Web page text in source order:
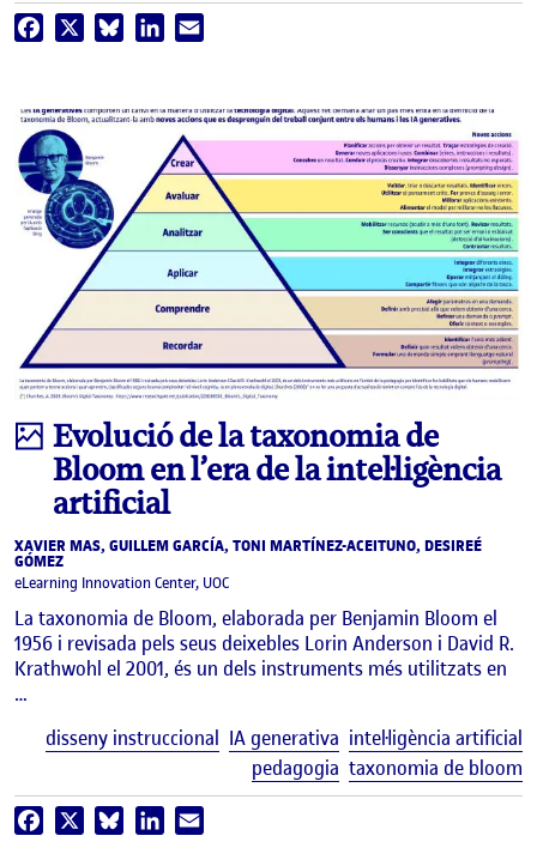
Facebook BlueskyLinkedIn
Infografia
Evolució de la taxonomia de
Bloom en l’era de la intel·ligència
artificial
XAVIER MAS, GUILLEM GARCÍA, TONI MARTÍNEZ-ACEITUNO, DESIREÉ
GÓMEZ
eLearning Innovation Center, UOC
La taxonomia de Bloom, elaborada per Benjamin Bloom el
1956 i revisada pels seus deixebles Lorin Anderson i David R.
Krathwohl el 2001, és un dels instruments més utilitzats en
…
disseny instruccional IA generativa intel·ligència artificial
pedagogia taxonomia de bloom
Facebook BlueskyLinkedIn